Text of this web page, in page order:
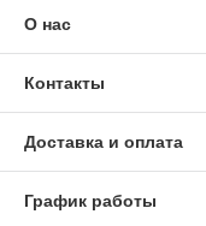
О нас
Контакты
Доставка и оплата
График работы